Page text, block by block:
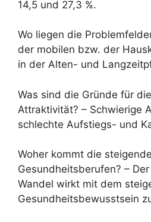
14,5 und 27,3 %.
Wo liegen die
der mobilen bzw. der
in der Alten- und
Was sind die Gründe für
Attraktivität? – Schwierige
schlechte Aufstiegs- und
Woher kommt die
Gesundheitsberufen? –
Wandel wirkt mit dem
Gesundheitsbewusstsein